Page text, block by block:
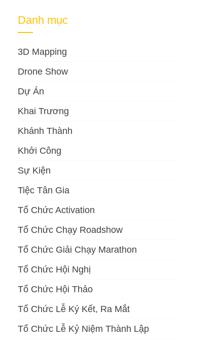
Danh mục
3D Mapping
Drone Show
Dự Án
Khai Trương
Khánh Thành
Khởi Công
Sự Kiện
Tiệc Tân Gia
Tổ Chức Activation
Tổ Chức Chạy Roadshow
Tổ Chức Giải Chạy Marathon
Tổ Chức Hội Nghị
Tổ Chức Hội Thảo
Tổ Chức Lễ Ký Kết, Ra Mắt
Tổ Chức Lễ Kỷ Niệm Thành Lập